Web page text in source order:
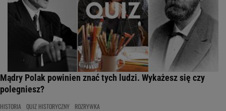
Mądry Polak powinien znać tych ludzi. Wykażesz się czy
polegniesz?
HISTORIA QUIZ HISTORYCZNY ROZRYWKA